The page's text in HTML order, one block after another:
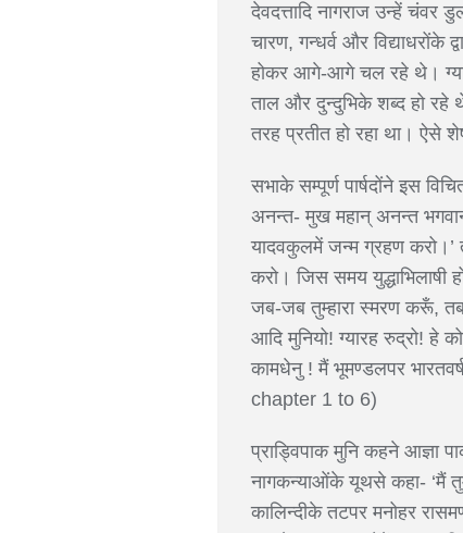
देवदत्तादि नागराज उन्हें चंवर
चारण, गन्धर्व और
होकर आगे-आगे चल रहे थे।
ताल और दुन्दुभिके शब्द हो
तरह प्रतीत हो रहा था। ऐसे
सभाके सम्पूर्ण पार्षदोंने इस
अनन्त- मुख महान् अनन्त
यादवकुलमें जन्म ग्रहण करो।’
करो। जिस समय
जब-जब तुम्हारा स्मरण करूँ,
आदि मुनियो! ग्यारह रुद्रो! हे
कामधेनु ! मैं भूमण्डलपर
chapter 1 to 6)
प्राड्विपाक मुनि कहने
नागकन्याओंके यूथसे कहा- ‘मैं
कालिन्दीके तटपर मनोहर